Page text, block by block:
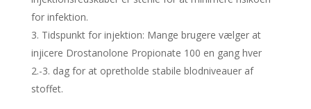
for infektion.
Tidspunkt for injektion: Mange brugere vælger at
injicere Drostanolone Propionate 100 en gang hver
2.-3. dag for at opretholde stabile blodniveauer af
stoffet.